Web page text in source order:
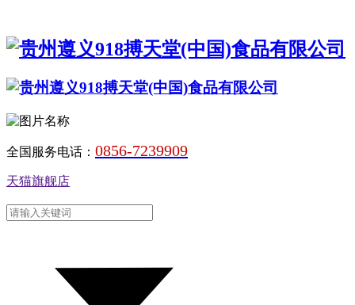
全国服务电话： 0856-7239909
天猫旗舰店